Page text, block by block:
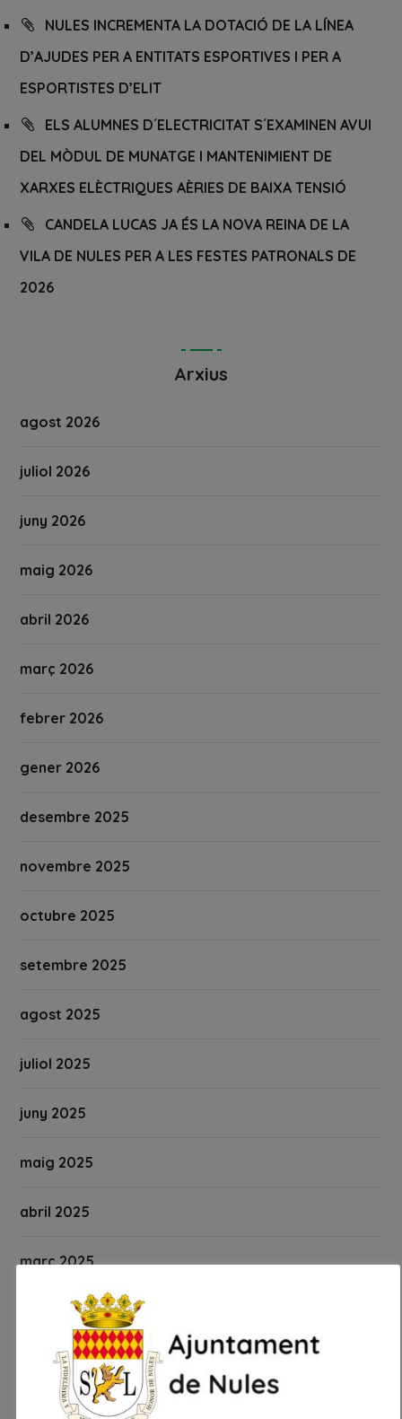
NULES INCREMENTA LA DOTACIÓ DE LA LÍNEA
D’AJUDES PER A ENTITATS ESPORTIVES I PER A
ESPORTISTES D’ELIT
ELS ALUMNES D´ELECTRICITAT S´EXAMINEN AVUI
DEL MÒDUL DE MUNATGE I MANTENIMIENT DE
XARXES ELÈCTRIQUES AÈRIES DE BAIXA TENSIÓ
CANDELA LUCAS JA ÉS LA NOVA REINA DE LA
VILA DE NULES PER A LES FESTES PATRONALS DE
2026
Arxius
agost 2026
juliol 2026
juny 2026
maig 2026
abril 2026
març 2026
febrer 2026
gener 2026
desembre 2025
novembre 2025
octubre 2025
setembre 2025
agost 2025
juliol 2025
juny 2025
maig 2025
abril 2025
març 2025
febrer 2025
gener 2025
desembre 2024